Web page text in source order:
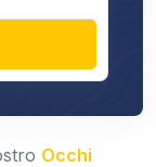
Occhi